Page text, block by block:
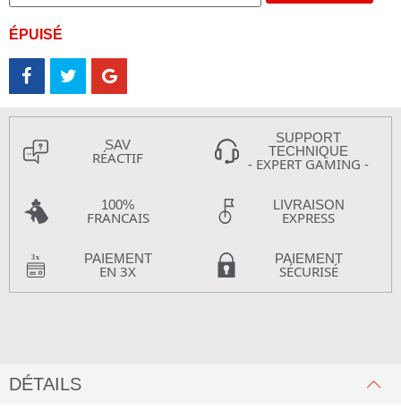
ÉPUISÉ
SAV
RÉACTIF
SUPPORT
TECHNIQUE
- EXPERT GAMING -
100%
FRANCAIS
LIVRAISON
EXPRESS
PAIEMENT
EN 3X
PAIEMENT
SÉCURISÉ
DÉTAILS